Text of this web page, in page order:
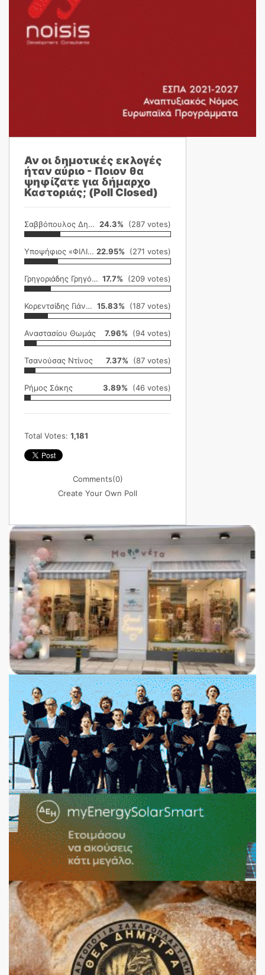
Αν οι δημοτικές εκλογές
ήταν αύριο - Ποιον θα
ψηφίζατε για δήμαρχο
Καστοριάς; (Poll Closed)
Σαββόπουλος Δημήτρης 24.3% (287 votes)
Υποψήφιος «ΦΙΛΙΚΗ ΕΤΑΙΡΕΙΑ» 22.95% (271 votes)
Γρηγοριάδης Γρηγόρης 17.7% (209 votes)
Κορεντσίδης Γιάννης 15.83% (187 votes)
Αναστασίου Θωμάς 7.96% (94 votes)
Τσανούσας Ντίνος 7.37% (87 votes)
Ρήμος Σάκης 3.89% (46 votes)
Total Votes: 1,181
Comments(0)
Create Your Own Poll